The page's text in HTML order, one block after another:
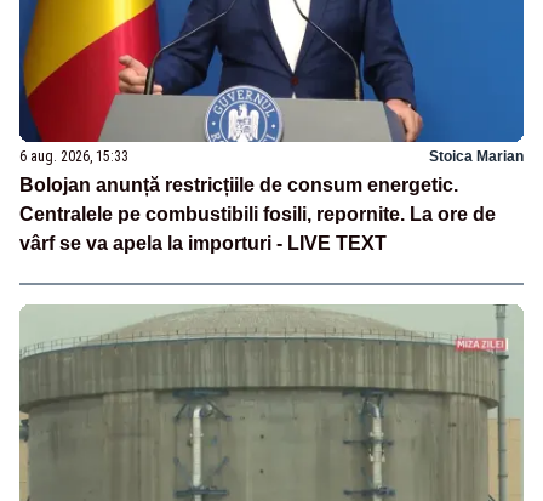
6 aug. 2026, 15:33 Stoica Marian
Bolojan anunță restricțiile de consum energetic.
Centralele pe combustibili fosili, repornite. La ore de
vârf se va apela la importuri - LIVE TEXT